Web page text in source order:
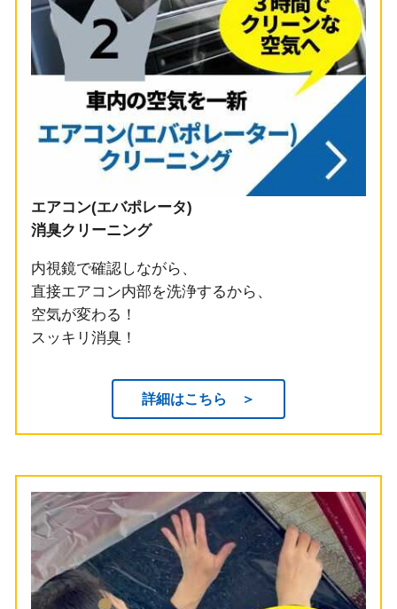
エアコン(エバポレータ)
消臭クリーニング
内視鏡で確認しながら、
直接エアコン内部を洗浄するから、
空気が変わる！
スッキリ消臭！
詳細はこちら ＞